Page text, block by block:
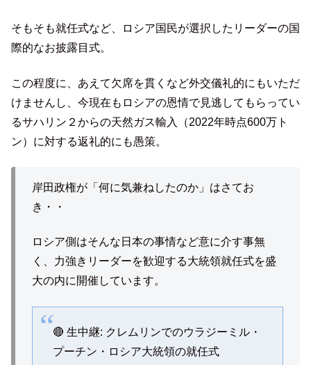
そもそも就任式など、ロシア国民が選択したリーダーの国
際的なお披露目式。
この程度に、あえて欠席を貫くなど外交儀礼的にもいただ
けませんし、今現在もロシアの恩情で見逃してもらってい
るサハリン２からの天然ガス輸入（2022年時点600万ト
ン）に対する返礼的にも愚策。
岸田政権が「何に気兼ねしたのか」はさてお
き・・
ロシア側はそんな日本の事情など意に介す事無
く、力強きリーダーを歓迎する大統領就任式を盛
大の内に開催しています。
🔴 生中継: クレムリンでのウラジーミル・
プーチン・ロシア大統領の就任式